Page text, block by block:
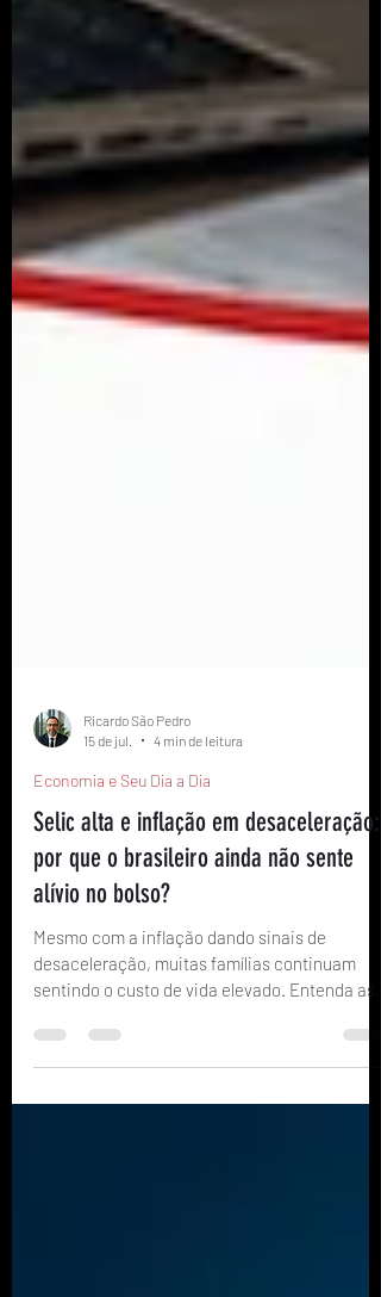
15 de jul.
4 min de leitura
Economia e Seu Dia a Dia
Selic alta e inflação em desaceleração:
por que o brasileiro ainda não sente
alívio no bolso?
Mesmo com a inflação dando sinais de
sentindo o custo de vida elevado. Entenda as